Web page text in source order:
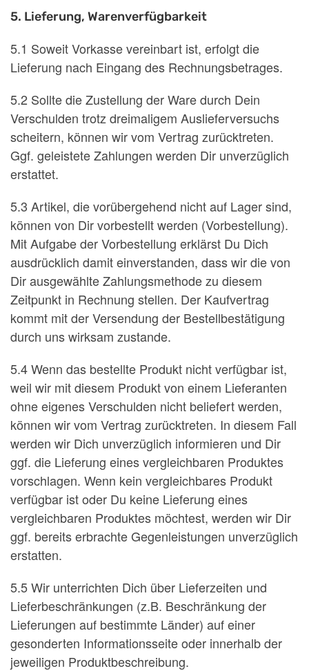
5. Lieferung, Warenverfügbarkeit
5.1 Soweit Vorkasse vereinbart ist, erfolgt die
Lieferung nach Eingang des Rechnungsbetrages.
5.2 Sollte die Zustellung der Ware durch Dein
Verschulden trotz dreimaligem Auslieferversuchs
scheitern, können wir vom Vertrag zurücktreten.
Ggf. geleistete Zahlungen werden Dir unverzüglich
erstattet.
5.3 Artikel, die vorübergehend nicht auf Lager sind,
können von Dir vorbestellt werden (Vorbestellung).
Mit Aufgabe der Vorbestellung erklärst Du Dich
ausdrücklich damit einverstanden, dass wir die von
Dir ausgewählte Zahlungsmethode zu diesem
Zeitpunkt in Rechnung stellen. Der Kaufvertrag
kommt mit der Versendung der Bestellbestätigung
durch uns wirksam zustande.
5.4 Wenn das bestellte Produkt nicht verfügbar ist,
weil wir mit diesem Produkt von einem Lieferanten
ohne eigenes Verschulden nicht beliefert werden,
können wir vom Vertrag zurücktreten. In diesem Fall
werden wir Dich unverzüglich informieren und Dir
ggf. die Lieferung eines vergleichbaren Produktes
vorschlagen. Wenn kein vergleichbares Produkt
verfügbar ist oder Du keine Lieferung eines
vergleichbaren Produktes möchtest, werden wir Dir
ggf. bereits erbrachte Gegenleistungen unverzüglich
erstatten.
5.5 Wir unterrichten Dich über Lieferzeiten und
Lieferbeschränkungen (z.B. Beschränkung der
Lieferungen auf bestimmte Länder) auf einer
gesonderten Informationsseite oder innerhalb der
jeweiligen Produktbeschreibung.